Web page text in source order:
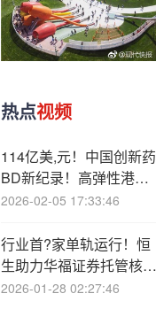
热点视频
114亿美,元！中国创新药
BD新纪录！高弹性港股
通创新药
升
2026-02-05 17:33:46
行业首?家单轨运行！恒
生助力华福证券托管核心
系统全栈信创
2026-01-28 02:27:46